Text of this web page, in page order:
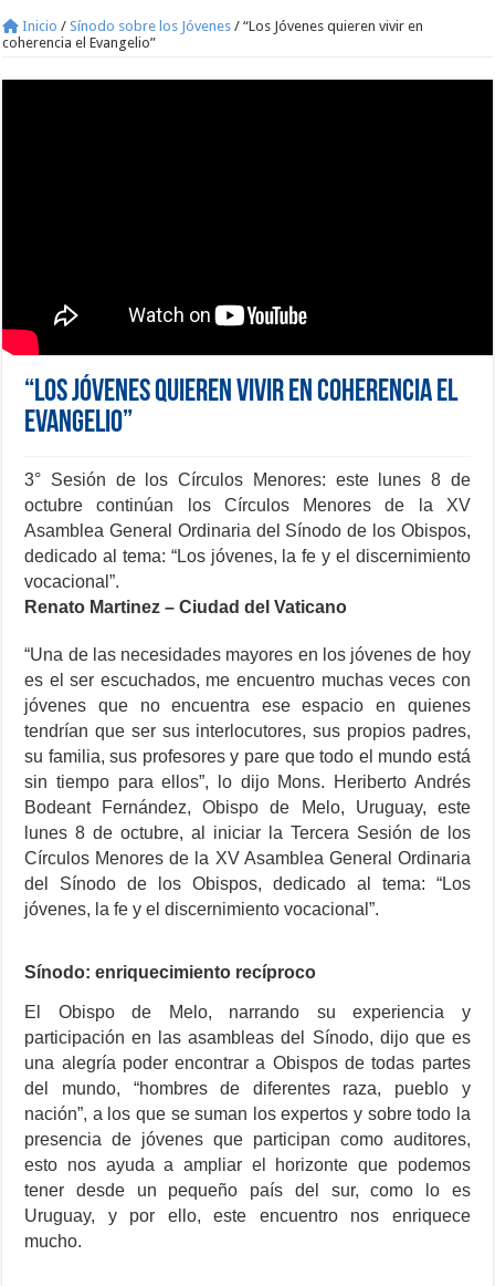
Inicio / Sínodo sobre los Jóvenes / “Los Jóvenes quieren vivir en
coherencia el Evangelio”
“Los Jóvenes quieren vivir en coherencia el
Evangelio”
3° Sesión de los Círculos Menores: este lunes 8 de
octubre continúan los Círculos Menores de la XV
Asamblea General Ordinaria del Sínodo de los Obispos,
dedicado al tema: “Los jóvenes, la fe y el discernimiento
vocacional”.
Renato Martinez – Ciudad del Vaticano
“Una de las necesidades mayores en los jóvenes de hoy
es el ser escuchados, me encuentro muchas veces con
jóvenes que no encuentra ese espacio en quienes
tendrían que ser sus interlocutores, sus propios padres,
su familia, sus profesores y pare que todo el mundo está
sin tiempo para ellos”, lo dijo Mons. Heriberto Andrés
Bodeant Fernández, Obispo de Melo, Uruguay, este
lunes 8 de octubre, al iniciar la Tercera Sesión de los
Círculos Menores de la XV Asamblea General Ordinaria
del Sínodo de los Obispos, dedicado al tema: “Los
jóvenes, la fe y el discernimiento vocacional”.
Sínodo: enriquecimiento recíproco
El Obispo de Melo, narrando su experiencia y
participación en las asambleas del Sínodo, dijo que es
una alegría poder encontrar a Obispos de todas partes
del mundo, “hombres de diferentes raza, pueblo y
nación”, a los que se suman los expertos y sobre todo la
presencia de jóvenes que participan como auditores,
esto nos ayuda a ampliar el horizonte que podemos
tener desde un pequeño país del sur, como lo es
Uruguay, y por ello, este encuentro nos enriquece
mucho.